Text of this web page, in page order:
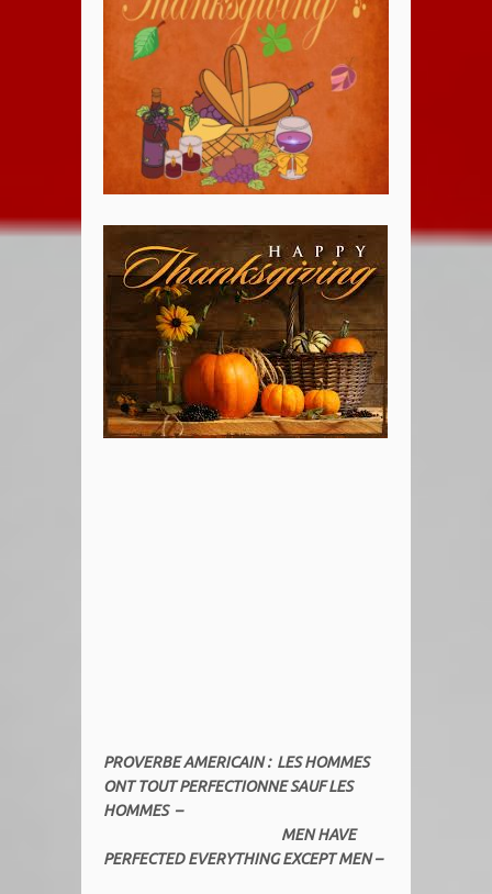
PROVERBE AMERICAIN : LES HOMMES
ONT TOUT PERFECTIONNE SAUF LES
HOMMES –
MEN HAVE
PERFECTED EVERYTHING EXCEPT MEN –